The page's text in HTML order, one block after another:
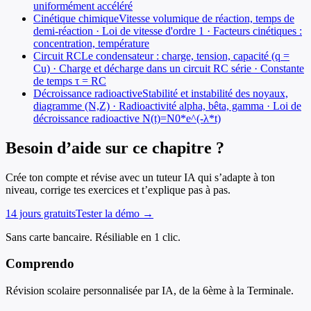
uniformément accéléré
Cinétique chimiqueVitesse volumique de réaction, temps de
demi-réaction · Loi de vitesse d'ordre 1 · Facteurs cinétiques :
concentration, température
Circuit RCLe condensateur : charge, tension, capacité (q =
Cu) · Charge et décharge dans un circuit RC série · Constante
de temps τ = RC
Décroissance radioactiveStabilité et instabilité des noyaux,
diagramme (N,Z) · Radioactivité alpha, bêta, gamma · Loi de
décroissance radioactive N(t)=N0*e^(-λ*t)
Besoin d’aide sur ce chapitre ?
Crée ton compte et révise avec un tuteur IA qui s’adapte à ton
niveau, corrige tes exercices et t’explique pas à pas.
14 jours gratuitsTester la démo →
Sans carte bancaire. Résiliable en 1 clic.
Comprendo
Révision scolaire personnalisée par IA, de la 6ème à la Terminale.